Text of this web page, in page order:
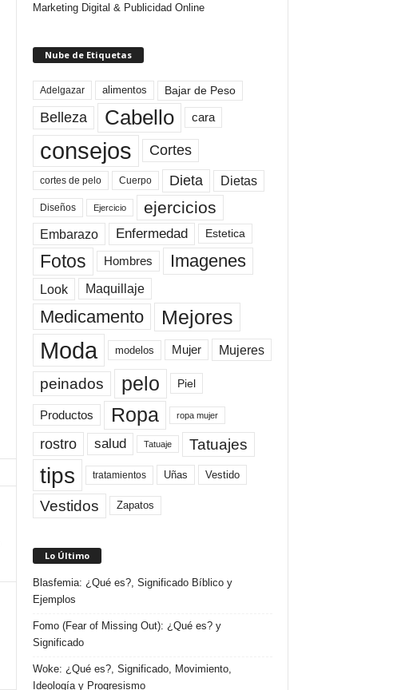
Marketing Digital & Publicidad Online
Nube de Etiquetas
Adelgazar alimentos Bajar de Peso
Belleza Cabello cara
consejos Cortes
cortes de pelo Cuerpo Dieta Dietas
Diseños Ejercicio ejercicios
Embarazo Enfermedad Estetica
Fotos Hombres Imagenes
Look Maquillaje
Medicamento Mejores
Moda modelos Mujer Mujeres
peinados pelo Piel
Productos Ropa ropa mujer
rostro salud Tatuaje Tatuajes
tips tratamientos Uñas Vestido
Vestidos Zapatos
Lo Último
Blasfemia: ¿Qué es?, Significado Bíblico y
Ejemplos
Fomo (Fear of Missing Out): ¿Qué es? y
Significado
Woke: ¿Qué es?, Significado, Movimiento,
Ideología y Progresismo